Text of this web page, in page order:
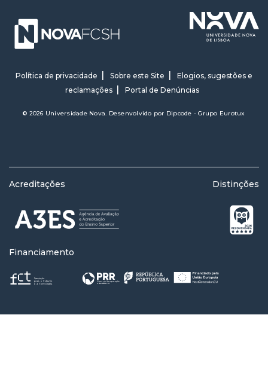
Política de privacidade Sobre este Site
Elogios, sugestões e
reclamações
Portal de Denúncias
© 2026 Universidade Nova. Desenvolvido por Dipcode - Grupo Eurotux
Acreditações Distinções
Financiamento